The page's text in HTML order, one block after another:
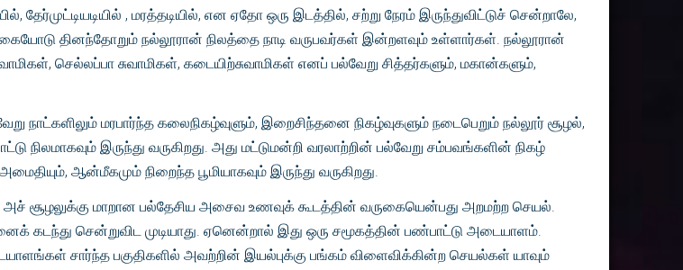
தேர்முட்டியடியில் , மரத்தடியில், என ஏதோ ஒரு இடத்தில், சற்று நேரம் இருந்துவிட்டுச் சென்றாலே,
தினந்தோறும் நல்லூரான் நிலத்தை நாடி வருபவர்கள் இன்றளவும் உள்ளார்கள். நல்லூரான்
செல்லப்பா சுவாமிகள், கடையிற்சுவாமிகள் எனப் பல்வேறு சித்தர்களும், மகான்களும்,
நாட்களிலும் மரபார்ந்த கலைநிகழ்வுளும், இறைசிந்தனை நிகழ்வுகளும் நடைபெறும் நல்லூர் சூழல்,
நிலமாகவும் இருந்து வருகிறது. அது மட்டுமன்றி வரலாற்றின் பல்வேறு சம்பவங்களின் நிகழ்
ஆன்மீகமும் நிறைந்த பூமியாகவும் இருந்து வருகிறது.
சூழலுக்கு மாறான பல்தேசிய அசைவ உணவுக் கூடத்தின் வருகையென்பது அறமற்ற செயல்.
கடந்து சென்றுவிட முடியாது. ஏனென்றால் இது ஒரு சமூகத்தின் பண்பாட்டு அடையாளம்.
சார்ந்த பகுதிகளில் அவற்றின் இயல்புக்கு பங்கம் விளைவிக்கின்ற செயல்கள் யாவும்